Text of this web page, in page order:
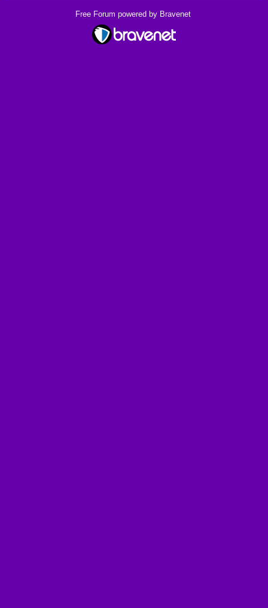
Free Forum powered by Bravenet